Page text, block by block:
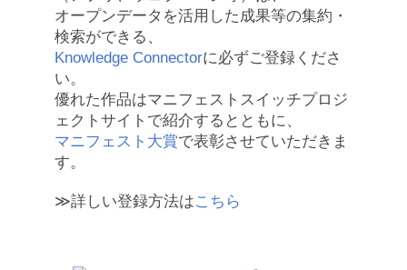
オープンデータを活用した成果等の集約・
検索ができる、
Knowledge Connectorに必ずご登録くださ
い。
優れた作品はマニフェストスイッチプロジ
ェクトサイトで紹介するとともに、
マニフェスト大賞で表彰させていただきま
す。
≫詳しい登録方法はこちら